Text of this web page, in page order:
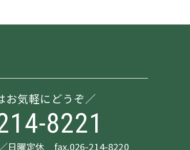
お気軽にどうぞ
8221
／日曜定休 fax.026-214-8220